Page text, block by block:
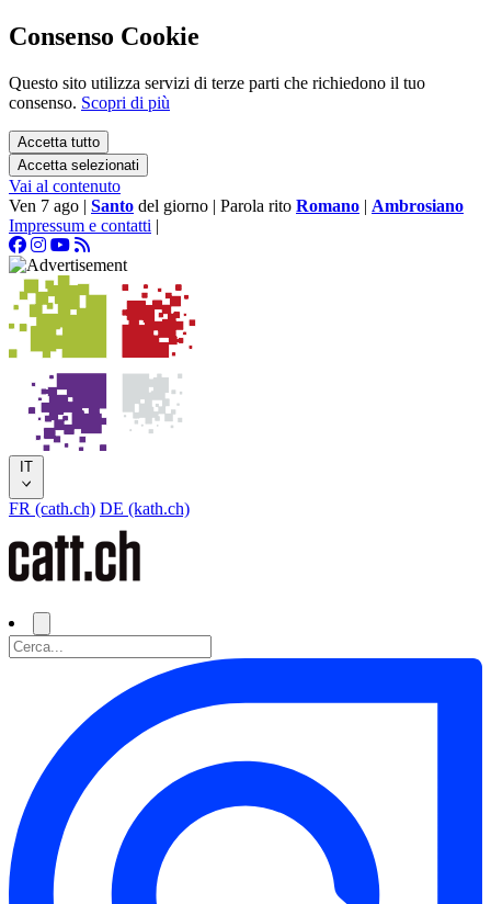
Consenso Cookie
Questo sito utilizza servizi di terze parti che richiedono il tuo
consenso. Scopri di più
Accetta tutto
Accetta selezionati
Vai al contenuto
Ven 7 ago | Santo del giorno | Parola rito Romano | Ambrosiano
Impressum e contatti |
IT
FR (cath.ch) DE (kath.ch)